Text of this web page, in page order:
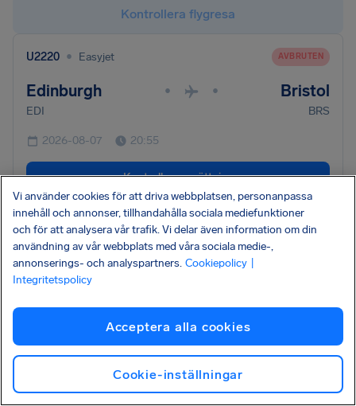
Kontrollera flygresa
U2220 • Easyjet AVBRUTEN
Edinburgh • • Bristol
EDI BRS
2026-08-07 20:55
Kontrollera ersättning
U23596 • Easyjet AVBRUTEN
Olbia • •
OLB
Kontrollera ersättning
Vi använder cookies för att driva webbplatsen, personanpassa
innehåll och annonser, tillhandahålla sociala mediefunktioner
och för att analysera vår trafik. Vi delar även information om din
användning av vår webbplats med våra sociala medie-,
annonserings- och analyspartners. Cookiepolicy
Integritetspolicy
Acceptera alla cookies
Cookie-inställningar